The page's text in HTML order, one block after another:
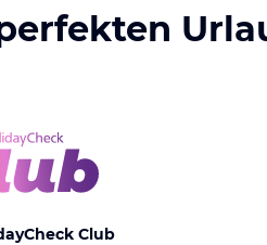
Club